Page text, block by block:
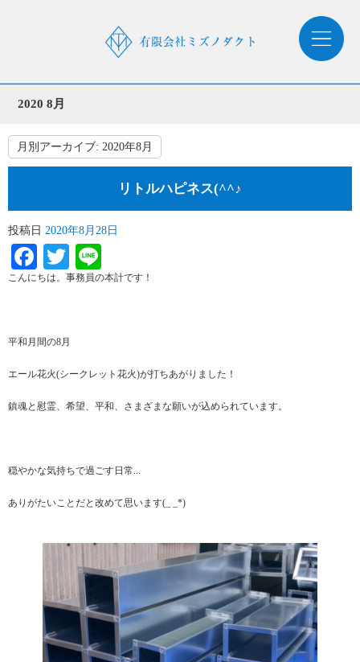
2020 8月
月別アーカイブ: 2020年8月
リトルハピネス(^^♪
投稿日 2020年8月28日
Facebook
Twitter
こんにちは。事務員の本計です！
平和月間の8月
エール花火(シークレット花火)が打ちあがりました！
鎮魂と慰霊、希望、平和、さまざまな願いが込められています。
穏やかな気持ちで過ごす日常...
ありがたいことだと改めて思います(_ _*)